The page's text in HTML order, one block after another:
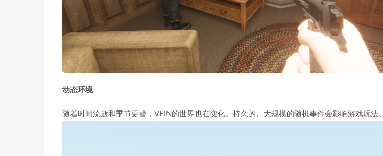
动态环境
随着时间流逝和季节更替，VEIN的世界也在变化。持久的、大规模的随机事件会影响游戏玩法。